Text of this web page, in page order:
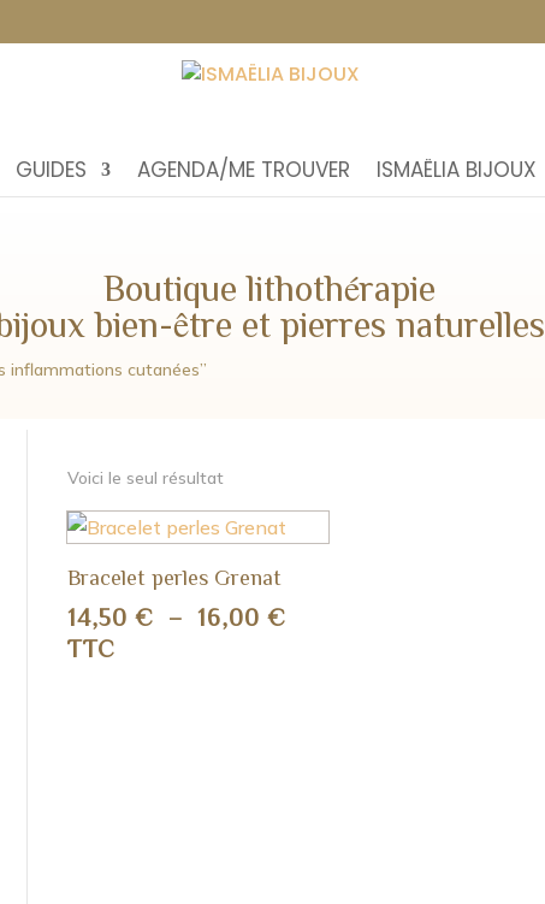
GUIDES AGENDA/ME TROUVER ISMAËLIA BIJOUX
Boutique lithothérapie
bien-être et pierres naturelles
inflammations cutanées”
Voici le seul résultat
Bracelet perles Grenat
14,50 € – 16,00 €Plage
TTC